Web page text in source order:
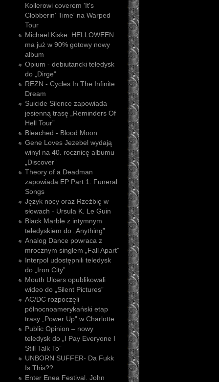
Kollerowi coverem 'It's
Clobberin' Time' na Warped
Tour
Michael Kiske: HELLOWEEN
ma już w 90% gotowy nowy
album
Opium - debiutancki teledysk
do „Dirge”
REZN - Cycles In The Infinite
Dream
Suicide Silence zapowiada
jesienną trasę „Reminders Of
Hell Tour”
Bleached - Blood Moon
Gene Loves Jezebel wydają
winyl na 40. rocznicę albumu
„Discover”
Theory of a Deadman
zapowiada EP Part 1: Funeral
Songs
Język nocy oraz Rzeźbię w
słowach - Ursula K. Le Guin
Black Marble z intymnym
teledyskiem do „Anything”
Analog Dance powraca z
mrocznym singlem „Fall Apart”
Interpol udostępnili teledysk
do „Iron City”
Mouth Ulcers opublikowali
wideo do „Silent Pictures”
AC/DC rozpoczęli
północnoamerykański etap
trasy „Power Up” w Charlotte
Public Opinion – nowy
teledysk do „I Pay Everyone I
Still Talk To”
UNBORN SUFFER- Da Fukk
Is This??
Enter Enea Festival. John